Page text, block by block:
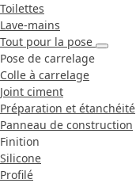
Toilettes
Lave-mains
Tout pour la pose
Pose de carrelage
Colle à carrelage
Joint ciment
Préparation et étanchéité
Panneau de construction
Finition
Silicone
Profilé